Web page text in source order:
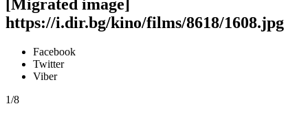
[Migrated image]
https://i.dir.bg/kino/films/8618/1608.jpg
Facebook
Twitter
Viber
1/8